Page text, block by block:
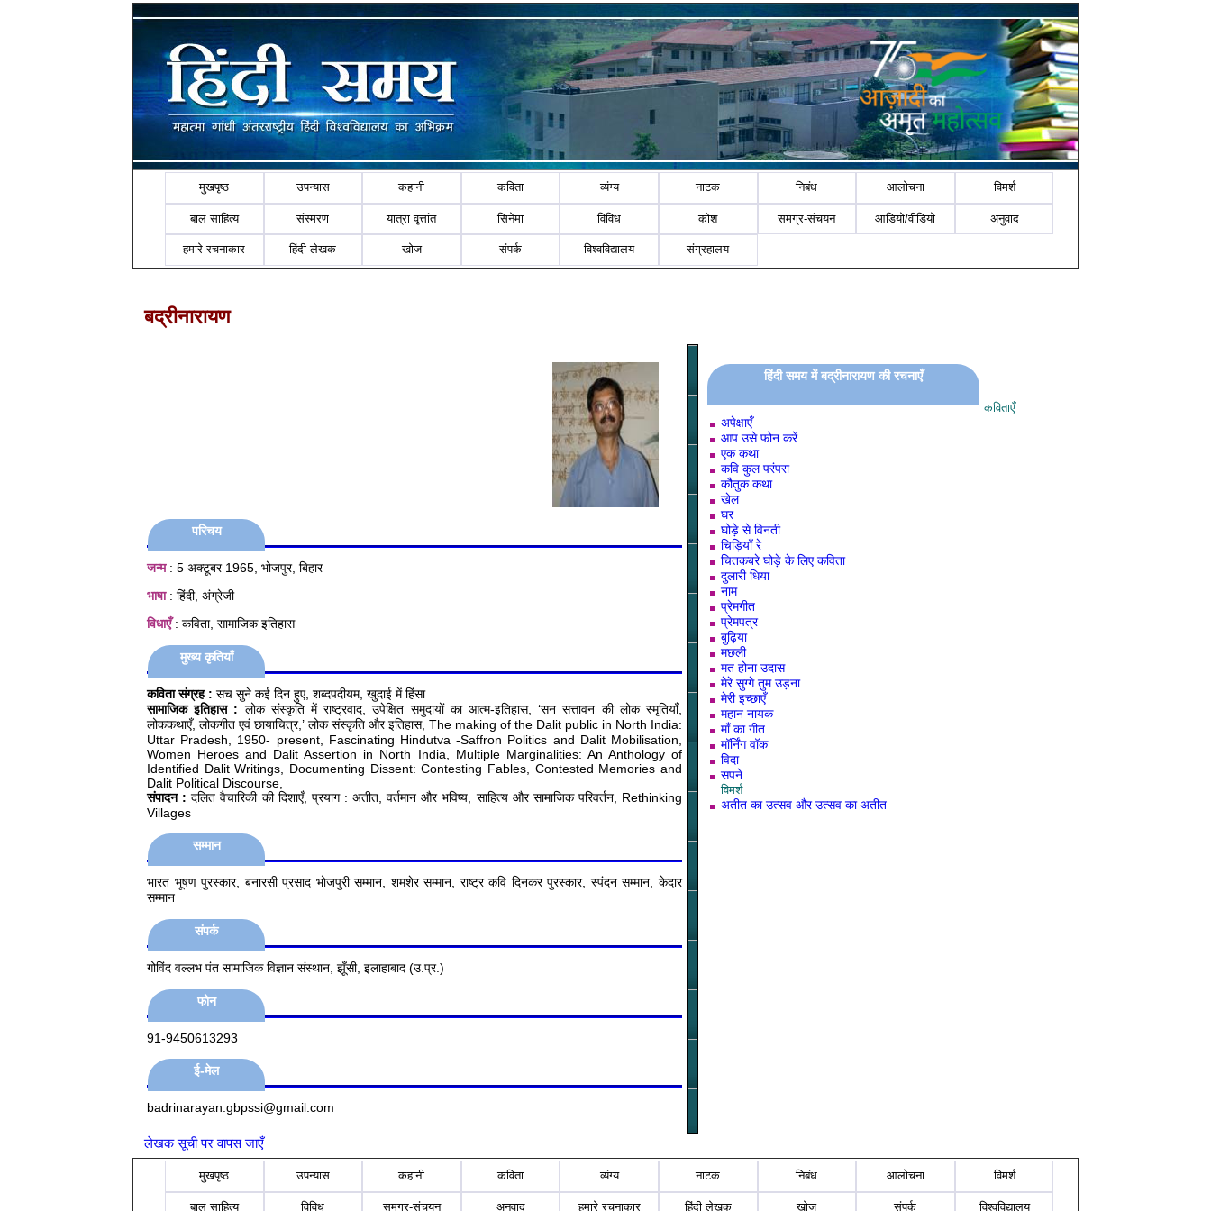
मुखपृष्ठ उपन्यास कहानी कविता व्यंग्य नाटक निबंध आलोचना विमर्श
बाल साहित्य संस्मरण यात्रा वृत्तांत सिनेमा विविध कोश समग्र-संचयन आडियो/वीडियो अनुवाद
हमारे रचनाकार हिंदी लेखक खोज संपर्क विश्वविद्यालय संग्रहालय
बद्रीनारायण
परिचय
जन्म: 5 अक्टूबर 1965, भोजपुर, बिहार
भाषा: हिंदी, अंग्रेजी
विधाएँ: कविता, सामाजिक इतिहास
मुख्य कृतियाँ
कविता संग्रह : सच सुने कई दिन हुए, शब्दपदीयम, खुदाई में हिंसा
सामाजिक इतिहास : लोक संस्कृति में राष्ट्रवाद, उपेक्षित समुदायों का आत्म-इतिहास, ‘सन सत्तावन की लोक स्मृतियाँ,
लोककथाएँ, लोकगीत एवं छायाचित्र,’ लोक संस्कृति और इतिहास, The making of the Dalit public in North India:
Uttar Pradesh, 1950- present, Fascinating Hindutva -Saffron Politics and Dalit Mobilisation,
Women Heroes and Dalit Assertion in North India, Multiple Marginalities: An Anthology of
Identified Dalit Writings, Documenting Dissent: Contesting Fables, Contested Memories and
Dalit Political Discourse,
संपादन : दलित वैचारिकी की दिशाएँ, प्रयाग : अतीत, वर्तमान और भविष्य, साहित्य और सामाजिक परिवर्तन, Rethinking
Villages
सम्मान
भारत भूषण पुरस्कार, बनारसी प्रसाद भोजपुरी सम्मान, शमशेर सम्मान, राष्ट्र कवि दिनकर पुरस्कार, स्पंदन सम्मान, केदार
सम्मान
संपर्क
गोविंद वल्लभ पंत सामाजिक विज्ञान संस्थान, झूँसी, इलाहाबाद (उ.प्र.)
फोन
91-9450613293
ई-मेल
badrinarayan.gbpssi@gmail.com
हिंदी समय में बद्रीनारायण की रचनाएँ
कविताएँ
अपेक्षाएँ
आप उसे फोन करें
एक कथा
कवि कुल परंपरा
कौतुक कथा
खेल
घर
घोड़े से विनती
चिड़ियाँ रे
चितकबरे घोड़े के लिए कविता
दुलारी धिया
नाम
प्रेमगीत
प्रेमपत्र
बुढ़िया
मछली
मत होना उदास
मेरे सुग्गे तुम उड़ना
मेरी इच्छाएँ
महान नायक
माँ का गीत
मॉर्निंग वॉक
विदा
सपने
विमर्श
अतीत का उत्सव और उत्सव का अतीत
लेखक सूची पर वापस जाएँ
मुखपृष्ठ उपन्यास कहानी कविता व्यंग्य नाटक निबंध आलोचना विमर्श
बाल साहित्य विविध समग्र-संचयन अनुवाद हमारे रचनाकार हिंदी लेखक खोज संपर्क विश्वविद्यालय